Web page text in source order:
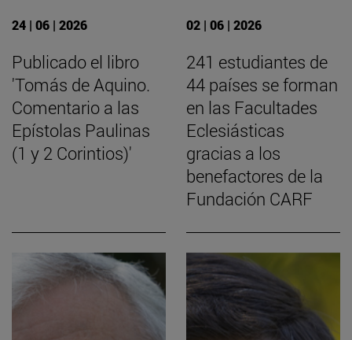
24 | 06 | 2026
Publicado el libro
'Tomás de Aquino.
Comentario a las
Epístolas Paulinas
(1 y 2 Corintios)'
02 | 06 | 2026
241 estudiantes de
44 países se forman
en las Facultades
Eclesiásticas
gracias a los
benefactores de la
Fundación CARF